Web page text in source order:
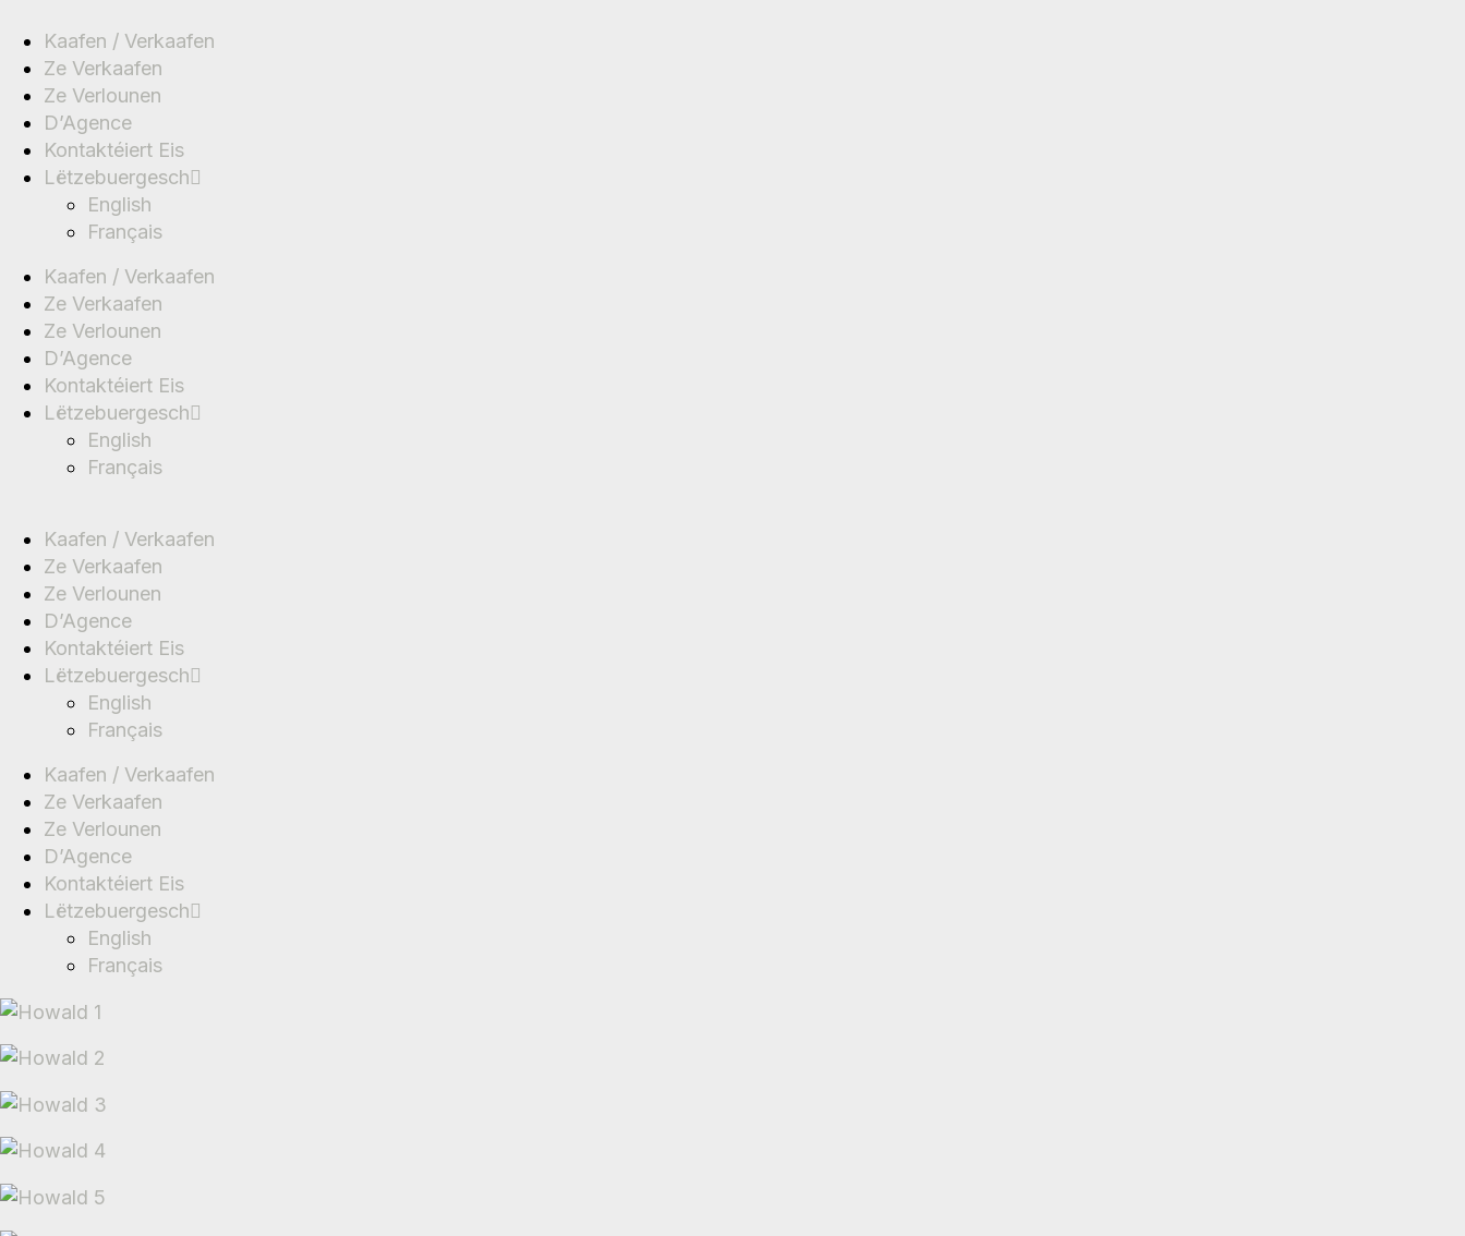
Kaafen / Verkaafen
Ze Verkaafen
Ze Verlounen
D’Agence
Kontaktéiert Eis
Lëtzebuergesch
English
Français
Kaafen / Verkaafen
Ze Verkaafen
Ze Verlounen
D’Agence
Kontaktéiert Eis
Lëtzebuergesch
English
Français
Kaafen / Verkaafen
Ze Verkaafen
Ze Verlounen
D’Agence
Kontaktéiert Eis
Lëtzebuergesch
English
Français
Kaafen / Verkaafen
Ze Verkaafen
Ze Verlounen
D’Agence
Kontaktéiert Eis
Lëtzebuergesch
English
Français